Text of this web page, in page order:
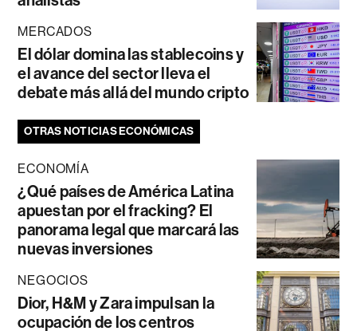
MERCADOS
El dólar domina las stablecoins y
el avance del sector lleva el
debate más allá del mundo cripto
OTRAS NOTICIAS ECONÓMICAS
ECONOMÍA
¿Qué países de América Latina
apuestan por el fracking? El
panorama legal que marcará las
nuevas inversiones
NEGOCIOS
Dior, H&M y Zara impulsan la
ocupación de los centros